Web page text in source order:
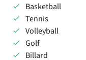
Basketball
Tennis
Volleyball
Golf
Billard